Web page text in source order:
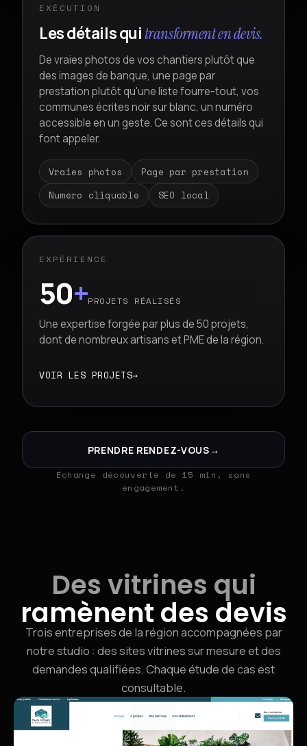
EXÉCUTION
Les détails quitransforment en devis.
De vraies photos de vos chantiers plutôt que
des images de banque, une page par
prestation plutôt qu'une liste fourre-tout, vos
communes écrites noir sur blanc, un numéro
accessible en un geste. Ce sont ces détails qui
font appeler.
Vraies photos
Page par prestation
Numéro cliquable
SEO local
EXPÉRIENCE
50+PROJETS RÉALISÉS
Une expertise forgée par plus de 50 projets,
dont de nombreux artisans et PME de la région.
VOIR LES PROJETS→
PRENDRE RENDEZ-VOUS→
Échange découverte de 15 min, sans
engagement.
Des vitrines qui
ramènent des devis
Trois entreprises de la région accompagnées par
notre studio : des sites vitrines sur mesure et des
demandes qualifiées. Chaque étude de cas est
consultable.